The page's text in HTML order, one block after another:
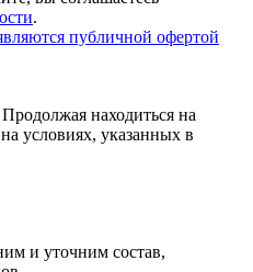
.
публичной офертой
находиться на
условиях, указанных в
и уточним состав,